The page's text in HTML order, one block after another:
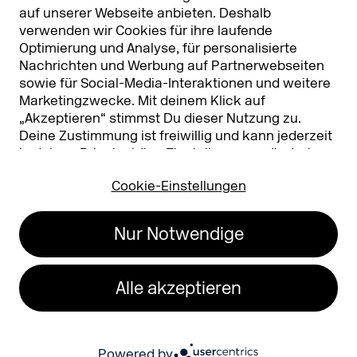
auf unserer Webseite anbieten. Deshalb
verwenden wir Cookies für ihre laufende
Optimierung und Analyse, für personalisierte
Nachrichten und Werbung auf Partnerwebseiten
sowie für Social-Media-Interaktionen und weitere
Marketingzwecke. Mit deinem Klick auf
„Akzeptieren“ stimmst Du dieser Nutzung zu.
Deine Zustimmung ist freiwillig und kann jederzeit
in deinen Privatsphäre-Einstellungen
geändert
Nutzung findest Du in unserer
Cookie-Einstellungen
Nur Notwendige
Alle akzeptieren
Koelnmesse GmbH
T. +49 221 821 2020
Datenschutz
Erklärung zur
Barrierefreiheit